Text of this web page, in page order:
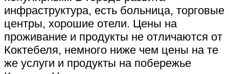
инфраструктура, есть больница, торговые
центры, хорошие отели. Цены на
проживание и продукты не отличаются от
Коктебеля, немного ниже чем цены на те
же услуги и продукты на побережье